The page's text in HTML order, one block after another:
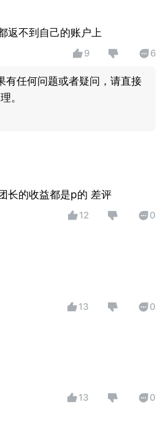
返不到自己的账户上
9 6
有任何问题或者疑问，请直接
。
长的收益都是p的 差评
12 0
13 0
13 0